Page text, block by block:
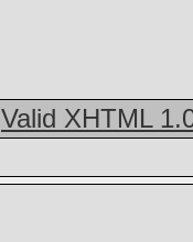
Valid XHTML